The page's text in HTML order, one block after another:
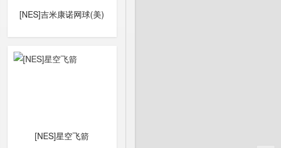
[NES]吉米康诺网球(美)
[NES]星空飞箭